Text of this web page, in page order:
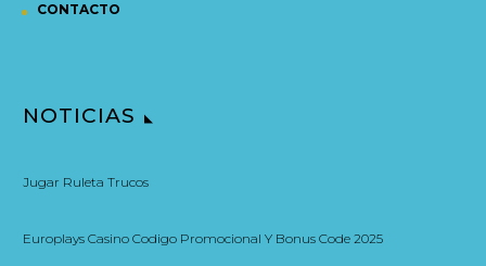
CONTACTO
NOTICIAS
Jugar Ruleta Trucos
Europlays Casino Codigo Promocional Y Bonus Code 2025